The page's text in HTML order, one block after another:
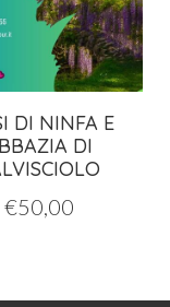
DI NINFA E
DI
€50,00